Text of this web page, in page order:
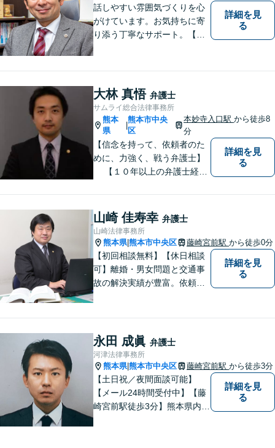
話しやすい雰囲気づくりを心
がけています。お気持ちに寄
り添う丁寧なサポート。【借
用】証拠集めから手厚くサポ
ート。企業からのご相談も承
ります【交通事故】弁護士費
用特約の利用可【夜間・休日
面談可】
詳細を見
る
大林 真悟 弁護士
サムライ総合法律事務所
熊本
県
|
熊本市中央
区
本妙寺入口駅から徒歩8
分
【信念を持って、依頼者のた
めに、力強く、戦う弁護士】
【１０年以上の弁護士経
等の男女トラブル、③顧問弁
護の３つの分野に力を注ぐ弁
護士】
詳細を見
る
山崎 佳寿幸 弁護士
山崎法律事務所
熊本県|熊本市中央区 藤崎宮前駅 から徒歩0分
【初回相談無料】【休日相談
可】離婚・男女問題と交通事
故の解決実績が豊富。依頼者
ださい。【熊本市中心部】地
域に密着した町医者みたいな
弁護士です。
詳細を見
る
永田 成眞 弁護士
河津法律事務所
熊本県|熊本市中央区 藤崎宮前駅 から徒歩3分
【土日祝／夜間面談可能】
【メール24時間受付中】【藤
崎宮前駅徒歩3分】熊本県内及
詳細を見
る